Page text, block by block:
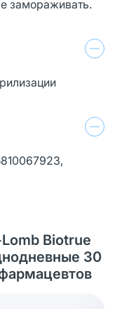
замораживать.
Biotrue
30